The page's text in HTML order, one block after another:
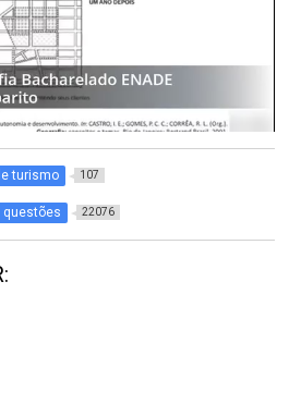
turismo 107
questões 22076